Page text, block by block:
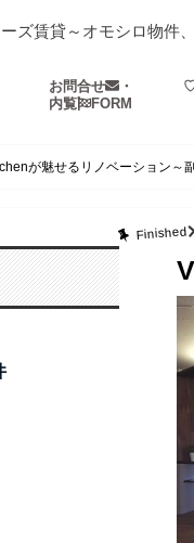
ズ賃貸～オモシロ物件
お問合せ
・
内覧
FORM
が魅せるリノベーション～
Finished